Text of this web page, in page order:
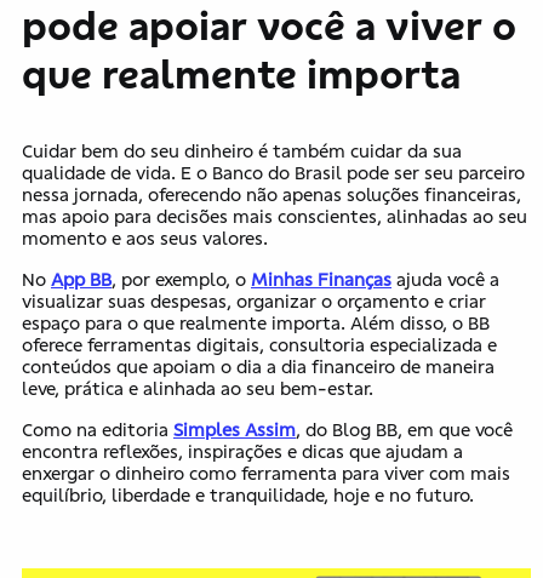
pode apoiar você a viver o
que realmente importa
Cuidar bem do seu dinheiro é também cuidar da sua
qualidade de vida. E o Banco do Brasil pode ser seu parceiro
nessa jornada, oferecendo não apenas soluções financeiras,
mas apoio para decisões mais conscientes, alinhadas ao seu
momento e aos seus valores.
No App BB, por exemplo, o Minhas Finanças ajuda você a
visualizar suas despesas, organizar o orçamento e criar
espaço para o que realmente importa. Além disso, o BB
oferece ferramentas digitais, consultoria especializada e
conteúdos que apoiam o dia a dia financeiro de maneira
leve, prática e alinhada ao seu bem-estar.
Como na editoria Simples Assim, do Blog BB, em que você
encontra reflexões, inspirações e dicas que ajudam a
enxergar o dinheiro como ferramenta para viver com mais
equilíbrio, liberdade e tranquilidade, hoje e no futuro.